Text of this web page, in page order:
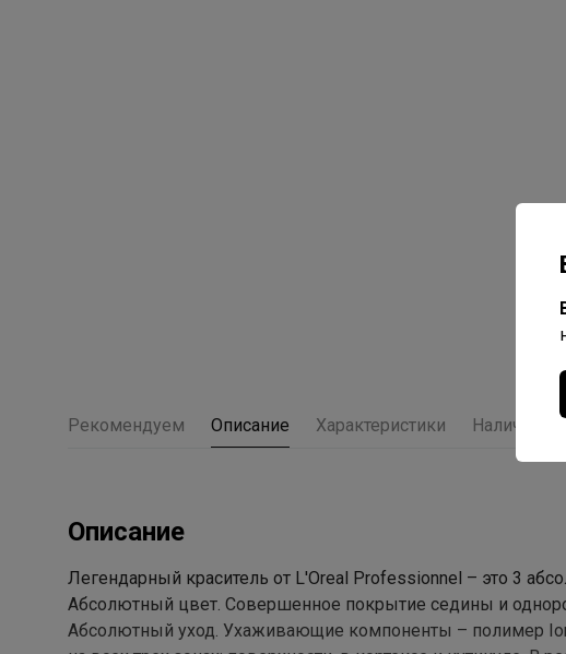
Рекомендуем Описание Характеристики Наличие
Описание
Легендарный краситель от L'Oreal Professionnel – это 3
Абсолютный цвет. Совершенное покрытие седины и
Абсолютный уход. Ухаживающие компоненты – полимер